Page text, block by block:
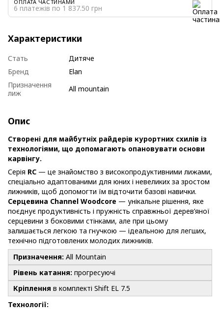
ОПЛАТА ЧАСТИНАМИ
6 платежів по 1 837.50 грн
Характеристики
Стать
Дитяче
Бренд
Elan
Призначення
лиж
All mountain
Опис
Створені для майбутніх райдерів курортних схилів із
технологіями, що допомагають опановувати основи
карвінгу.
Серія RC — це знайомство з високопродуктивними лижами,
спеціально адаптованими для юних і невеликих за зростом
лижників, щоб допомогти їм відточити базові навички.
Серцевина Channel Woodcore — унікальне рішення, яке
поєднує продуктивність і пружність справжньої дерев’яної
серцевини з боковими стінками, але при цьому
залишається легкою та гнучкою — ідеальною для легших,
технічно підготовлених молодих лижників.
Призначення: All Mountain
Рівень катання: прогресуючі
Кріплення в комплекті Shift EL 7.5
Технології: